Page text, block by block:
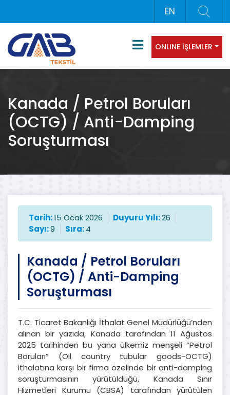
EN
ONLINE İŞLEMLER
Kanada / Petrol Boruları
(OCTG) / Anti-Damping
Soruşturması
Tarih:15 Ocak 2026 Duyuru Yılı:26
Sayı:9 Sıra:4
Kanada / Petrol Boruları
(OCTG) / Anti-Damping
Soruşturması
T.C. Ticaret Bakanlığı İthalat Genel Müdürlüğü’nden
alınan bir yazıda, Kanada tarafından 11 Ağustos
2025 tarihinden bu yana ülkemiz menşeli “Petrol
Boruları” (Oil country tubular goods-OCTG)
ithalatına karşı bir firma özelinde bir anti-damping
soruşturmasının yürütüldüğü, Kanada Sınır
Hizmetleri Kurumu (CBSA) tarafından yürütülen